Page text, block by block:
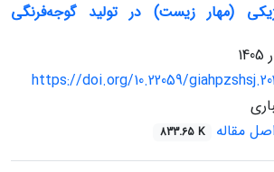
(مهار زیست) در تولید گوجه‌فرنگی
https://doi.org/10.22059/
اصل مقاله 833.65 K